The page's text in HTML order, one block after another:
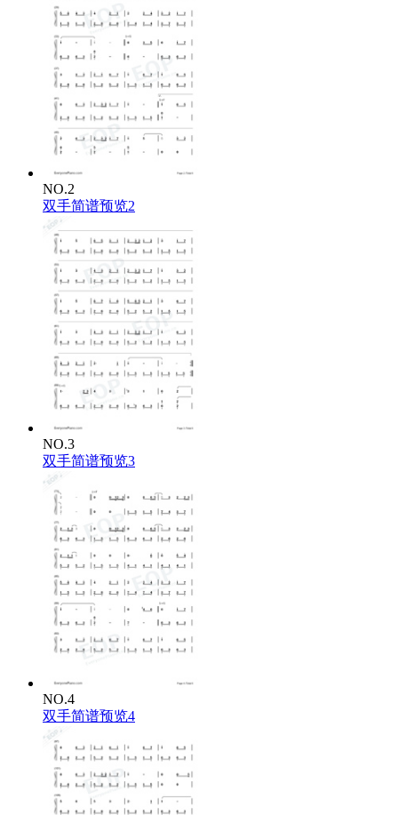
NO.2
双手简谱预览2
NO.3
双手简谱预览3
NO.4
双手简谱预览4